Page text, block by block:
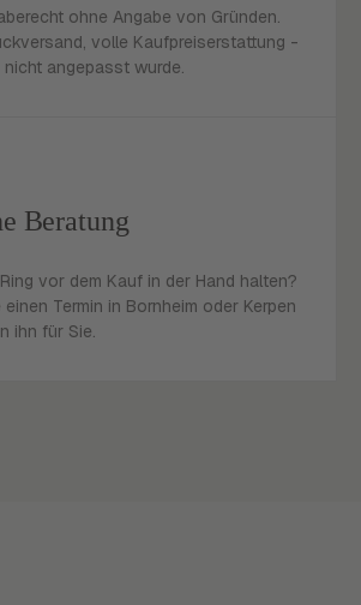
ohne Angabe von Gründen.
volle Kaufpreiserstattung -
nicht angepasst wurde.
Beratung
vor dem Kauf in der Hand halten?
einen Termin in Bornheim oder Kerpen
ihn für Sie.